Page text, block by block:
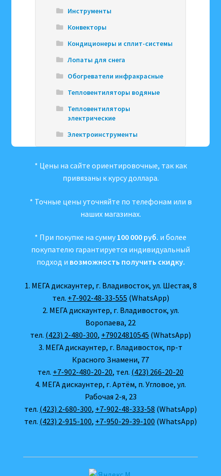
Инструменты
Конвекторы
Кондиционеры и сплит-системы
Лопаты для снега
Обогреватели инфракрасные
Тепловентиляторы водяные
Тепловентиляторы
электрические
Электроинструменты
* Цены на сайте ориентировочные, так как
привязаны к курсу доллара.
* Точные цены уточняйте по телефонам или в
наших магазинах.
* При покупке на сумму 100 000 руб. и более
покупателю гарантируется индивидуальный
подход и возможность получить скидку.
1. МЕГА дискаунтер, г. Владивосток, ул. Шестая, 8
тел. +7-902-48-33-555 (WhatsApp)
2. МЕГА дискаунтер, г. Владивосток, ул.
Воропаева, 22
тел. (423) 2-480-300, +79024810545 (WhatsApp)
3. МЕГА дискаунтер, г. Владивосток, пр-т
Красного Знамени, 77
тел. +7-902-480-20-20, тел. (423) 266-20-20
4. МЕГА дискаунтер, г. Артём, п. Угловое, ул.
Рабочая 2-я, 23
тел. (423) 2-680-300, +7-902-48-333-58 (WhatsApp)
тел. (423) 2-915-100, +7-950-29-39-100 (WhatsApp)